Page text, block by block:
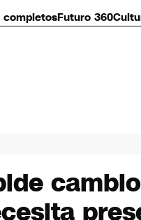
completosFuturo 360